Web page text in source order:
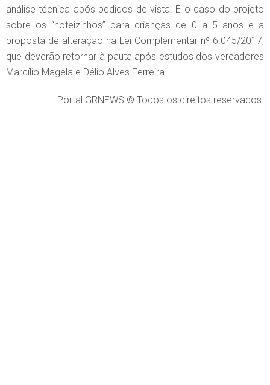
análise técnica após pedidos de vista. É o caso do projeto
sobre os “hoteizinhos” para crianças de 0 a 5 anos e a
proposta de alteração na Lei Complementar nº 6.045/2017,
que deverão retornar à pauta após estudos dos vereadores
Marcílio Magela e Délio Alves Ferreira.
Portal GRNEWS © Todos os direitos reservados.